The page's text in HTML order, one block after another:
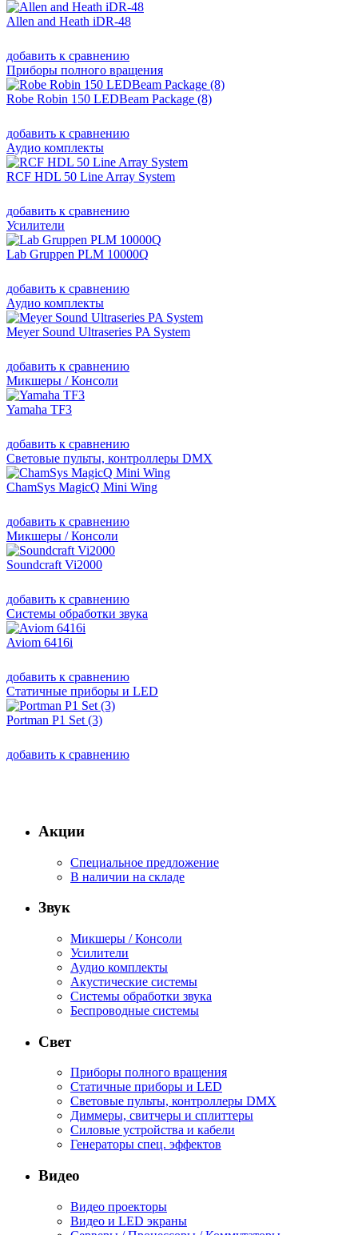
Allen and Heath iDR-48
добавить к сравнению
Приборы полного вращения
Robe Robin 150 LEDBeam Package (8)
добавить к сравнению
Аудио комплекты
RCF HDL 50 Line Array System
добавить к сравнению
Усилители
Lab Gruppen PLM 10000Q
добавить к сравнению
Аудио комплекты
Meyer Sound Ultraseries PA System
добавить к сравнению
Микшеры / Консоли
Yamaha TF3
добавить к сравнению
Световые пульты, контроллеры DMX
ChamSys MagicQ Mini Wing
добавить к сравнению
Микшеры / Консоли
Soundcraft Vi2000
добавить к сравнению
Системы обработки звука
Aviom 6416i
добавить к сравнению
Статичные приборы и LED
Portman P1 Set (3)
добавить к сравнению
Акции
Специальное предложение
В наличии на складе
Звук
Микшеры / Консоли
Усилители
Аудио комплекты
Акустические системы
Системы обработки звука
Беспроводные системы
Свет
Приборы полного вращения
Статичные приборы и LED
Световые пульты, контроллеры DMX
Диммеры, свитчеры и сплиттеры
Силовые устройства и кабели
Генераторы спец. эффектов
Видео
Видео проекторы
Видео и LED экраны